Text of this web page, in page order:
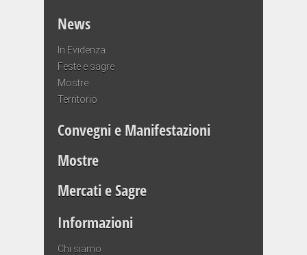
News
In Evidenza
Feste e sagre
Mostre
Territorio
Convegni e Manifestazioni
Mostre
Mercati e Sagre
Informazioni
Chi siamo